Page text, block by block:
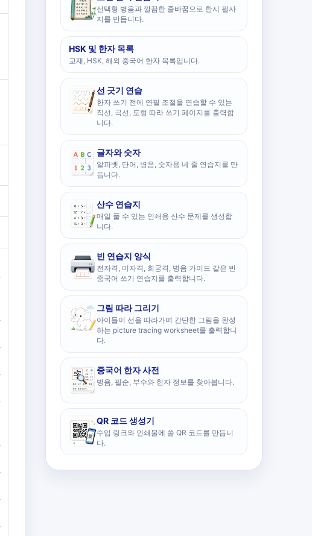
선택형 병음과 깔끔한 줄바꿈으로 한시 필사
지를 만듭니다.
HSK 및 한자 목록
교재, HSK, 해외 중국어 한자 목록입니다.
선 긋기 연습
한자 쓰기 전에 연필 조절을 연습할 수 있는
직선, 곡선, 도형 따라 쓰기 페이지를 출력합
니다.
글자와 숫자
알파벳, 단어, 병음, 숫자용 네 줄 연습지를 만
듭니다.
산수 연습지
매일 풀 수 있는 인쇄용 산수 문제를 생성합
니다.
빈 연습지 양식
전자격, 미자격, 회궁격, 병음 가이드 같은 빈
중국어 쓰기 연습지를 출력합니다.
그림 따라 그리기
아이들이 선을 따라가며 간단한 그림을 완성
하는 picture tracing worksheet를 출력합니
다.
중국어 한자 사전
병음, 필순, 부수와 한자 정보를 찾아봅니다.
QR 코드 생성기
수업 링크와 인쇄물에 쓸 QR 코드를 만듭니
다.